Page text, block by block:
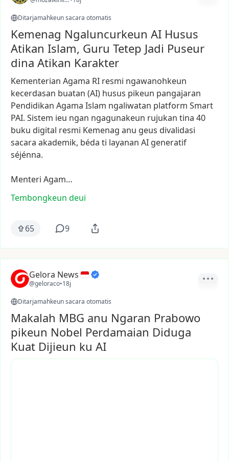
Ditarjamahkeun sacara otomatis
Kemenag Ngaluncurkeun AI Husus
Atikan Islam, Guru Tetep Jadi Puseur
dina Atikan Karakter
Kementerian Agama RI resmi ngawanohkeun
kecerdasan buatan (AI) husus pikeun pangajaran
Pendidikan Agama Islam ngaliwatan platform Smart
PAI. Sistem ieu ngan ngagunakeun rujukan tina 40
buku digital resmi Kemenag anu geus divalidasi
sacara akademik, béda ti layanan AI generatif
séjénna.
Menteri Agam…
Tembongkeun deui
65 9
Gelora News
@geloraco•18j
Ditarjamahkeun sacara otomatis
Makalah MBG anu Ngaran Prabowo
pikeun Nobel Perdamaian Diduga
Kuat Dijieun ku AI